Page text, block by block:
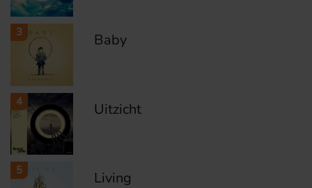
3 Baby
4 Uitzicht
5 Living